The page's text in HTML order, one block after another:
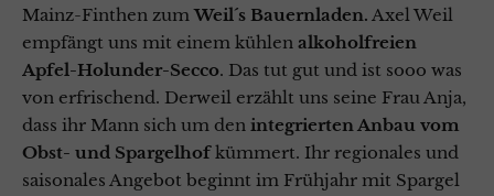
Mainz-Finthen zumWeil´s Bauernladen. Axel Weil
empfängt uns mit einem kühlen alkoholfreien
Apfel-Holunder-Secco. Das tut gut und ist sooo was
von erfrischend. Derweil erzählt uns seine Frau Anja,
dass ihr Mann sich um den integrierten Anbau vom
Obst- und Spargelhofkümmert. Ihr regionales und
saisonales Angebot beginnt im Frühjahr mit Spargel